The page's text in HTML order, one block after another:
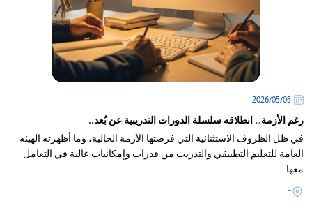
05‏/05‏/2026
رغم الأزمة… انطلاقه سلسلة الدورات التدريبية عن بُعد..
في ظل الظروف الاستثنائية التي فرضتها الأزمة الحالية، وما أظهرته الهيئه
العامة للتعليم التطبيقي والتدريب من قدرات وإمكانيات عالية في التعامل
معها
-